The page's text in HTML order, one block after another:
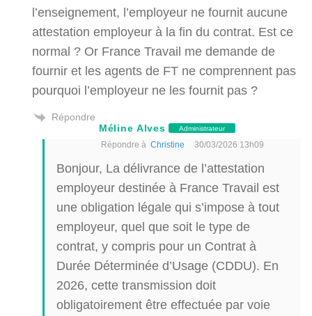
l’enseignement, l’employeur ne fournit aucune
attestation employeur à la fin du contrat. Est ce
normal ? Or France Travail me demande de
fournir et les agents de FT ne comprennent pas
pourquoi l’employeur ne les fournit pas ?
Répondre
Méline Alves
Administrateur
Répondre à Christine 30/03/2026 13h09
Bonjour, La délivrance de l’attestation
employeur destinée à France Travail est
une obligation légale qui s’impose à tout
employeur, quel que soit le type de
contrat, y compris pour un Contrat à
Durée Déterminée d’Usage (CDDU). En
2026, cette transmission doit
obligatoirement être effectuée par voie